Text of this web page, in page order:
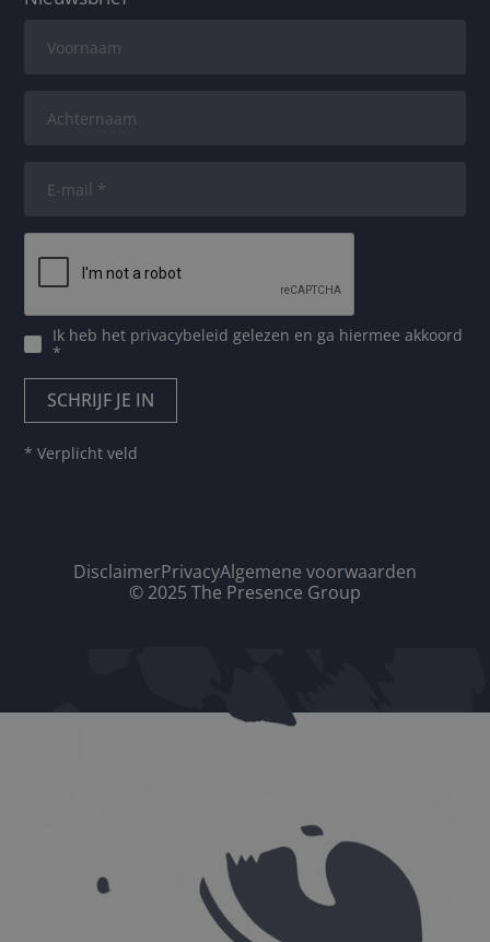
Ik heb het privacybeleid gelezen en ga hiermee akkoord
*
* Verplicht veld
DisclaimerPrivacyAlgemene voorwaarden
© 2025 The Presence Group